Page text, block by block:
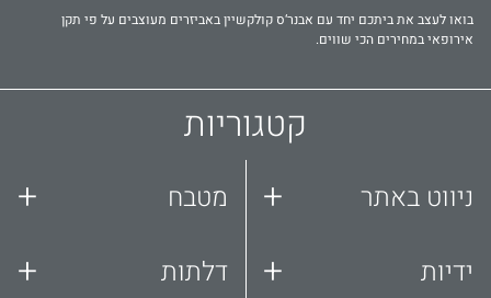
בואו לעצב את ביתכם יחד עם אבנר‘ס קולקשיין באביזרים מעוצבים על פי תקן
אירופאי במחירים הכי שווים.
קטגוריות
ניווט באתר +
ידיות +
מטבח +
דלתות +